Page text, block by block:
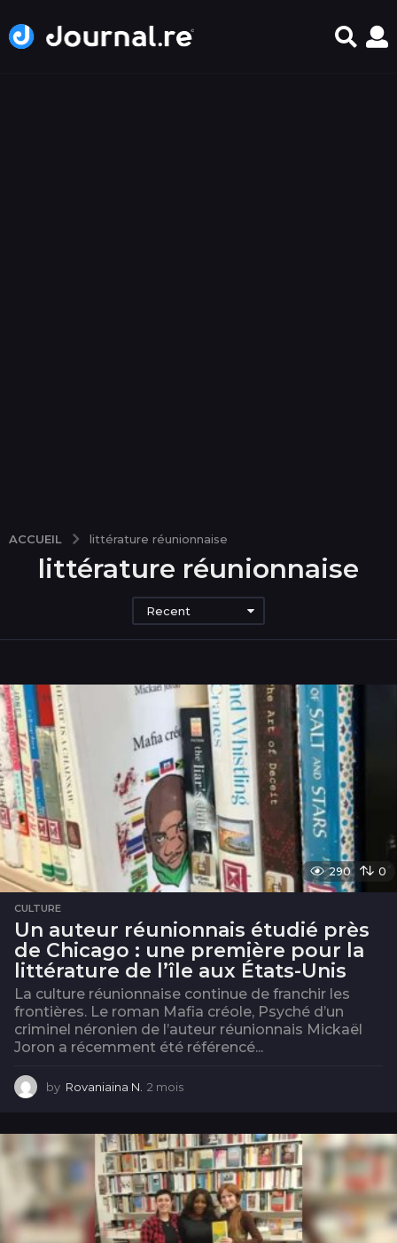
ACCUEIL littérature réunionnaise
littérature réunionnaise
Recent
290 0
CULTURE
Un auteur réunionnais étudié près
de Chicago : une première pour la
littérature de l’île aux États-Unis
La culture réunionnaise continue de franchir les
frontières. Le roman Mafia créole, Psyché d’un
criminel néronien de l’auteur réunionnais Mickaël
Joron a récemment été référencé...
by Rovaniaina N. 2 mois
i
s